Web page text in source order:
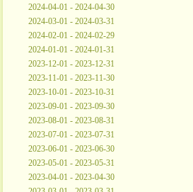
2024-04-01 - 2024-04-30
2024-03-01 - 2024-03-31
2024-02-01 - 2024-02-29
2024-01-01 - 2024-01-31
2023-12-01 - 2023-12-31
2023-11-01 - 2023-11-30
2023-10-01 - 2023-10-31
2023-09-01 - 2023-09-30
2023-08-01 - 2023-08-31
2023-07-01 - 2023-07-31
2023-06-01 - 2023-06-30
2023-05-01 - 2023-05-31
2023-04-01 - 2023-04-30